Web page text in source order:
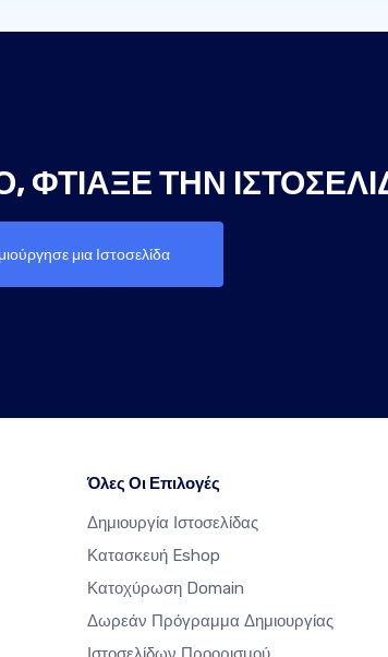
ΦΤΙΆΞΕ ΤΗΝ
μια Ιστοσελίδα
Όλες Οι Επιλογές
Δημιουργία Ιστοσελίδας
Κατασκευή Eshop
Κατοχύρωση Domain
Δωρεάν Πρόγραμμα Δημιουργίας